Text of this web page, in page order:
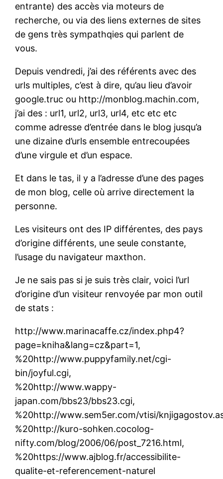
entrante) des accès via moteurs de
recherche, ou via des liens externes de sites
de gens très sympathqies qui parlent de
vous.
Depuis vendredi, j’ai des référents avec des
urls multiples, c’est à dire, qu’au lieu d’avoir
google.truc ou http://monblog.machin.com,
j’ai des : url1, url2, url3, url4, etc etc etc
comme adresse d’entrée dans le blog jusqu’a
une dizaine d’urls ensemble entrecoupées
d’une virgule et d’un espace.
Et dans le tas, il y a l’adresse d’une des pages
de mon blog, celle où arrive directement la
personne.
Les visiteurs ont des IP différentes, des pays
d’origine différents, une seule constante,
l’usage du navigateur maxthon.
Je ne sais pas si je suis très clair, voici l’url
d’origine d’un visiteur renvoyée par mon outil
de stats :
http://www.marinacaffe.cz/index.php4?
page=kniha&lang=cz&part=1,
%20http://www.puppyfamily.net/cgi-
bin/joyful.cgi,
%20http://www.wappy-
japan.com/bbs23/bbs23.cgi,
%20http://www.sem5er.com/vtisi/
%20http://kuro-sohken.cocolog-
nifty.com/blog/2006/06/post_7216.html,
%20https://www.ajblog.fr/accessibilite-
qualite-et-referencement-naturel